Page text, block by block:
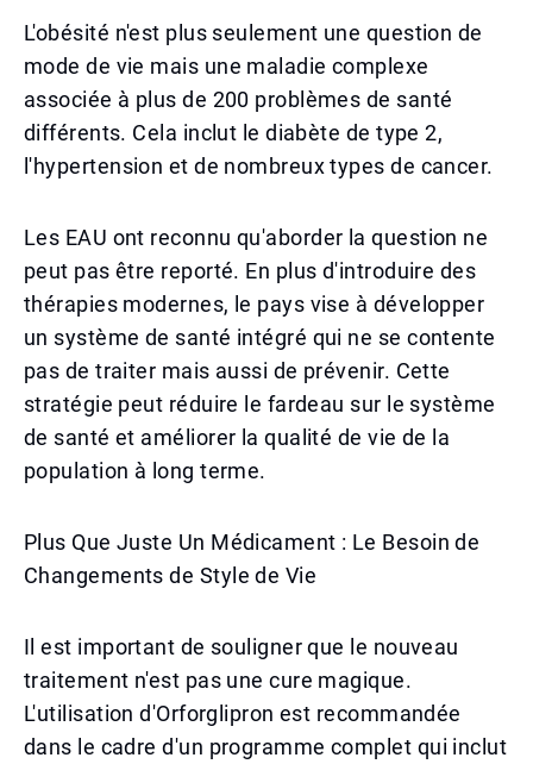
L'obésité n'est plus seulement une question de
mode de vie mais une maladie complexe
associée à plus de 200 problèmes de santé
différents. Cela inclut le diabète de type 2,
l'hypertension et de nombreux types de cancer.
Les EAU ont reconnu qu'aborder la question ne
peut pas être reporté. En plus d'introduire des
thérapies modernes, le pays vise à développer
un système de santé intégré qui ne se contente
pas de traiter mais aussi de prévenir. Cette
stratégie peut réduire le fardeau sur le système
de santé et améliorer la qualité de vie de la
population à long terme.
Plus Que Juste Un Médicament : Le Besoin de
Changements de Style de Vie
Il est important de souligner que le nouveau
traitement n'est pas une cure magique.
L'utilisation d'Orforglipron est recommandée
dans le cadre d'un programme complet qui inclut